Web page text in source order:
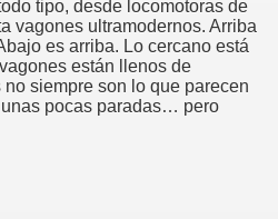
tipo, desde locomotoras de
vagones ultramodernos. Arriba
es arriba. Lo cercano está
están llenos de
siempre son lo que parecen
pocas paradas… pero